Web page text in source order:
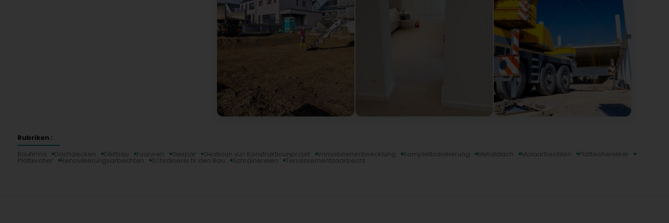
Rubriken :
Baufirma
Dachdecken Déifbau Fuarwen Gespär Gestioun vun Konstruktiounprojet Immobilienentwécklung Komplettsanéierung Metalldach Molaarbechten Plättecherslëer
Plättercher Renovéierungsarbechten Schräinerei fir den Bau Schräinereien Terrassementsaarbecht